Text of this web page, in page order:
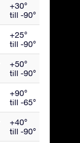
+30°
till -90°
+25°
till -90°
+50°
till -90°
+90°
till -65°
+40°
till -90°